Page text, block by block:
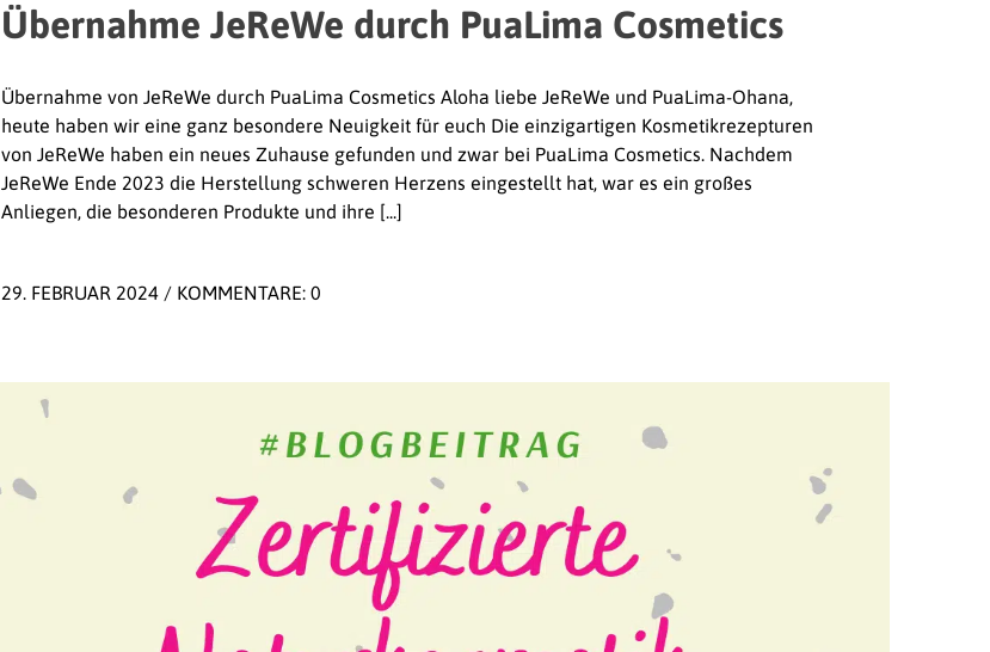
Übernahme JeReWe durch PuaLima Cosmetics
Übernahme von JeReWe durch PuaLima Cosmetics Aloha liebe JeReWe und PuaLima-Ohana,
heute haben wir eine ganz besondere Neuigkeit für euch Die einzigartigen Kosmetikrezepturen
von JeReWe haben ein neues Zuhause gefunden und zwar bei PuaLima Cosmetics. Nachdem
JeReWe Ende 2023 die Herstellung schweren Herzens eingestellt hat, war es ein großes
Anliegen, die besonderen Produkte und ihre [...]
29. FEBRUAR 2024 /KOMMENTARE: 0